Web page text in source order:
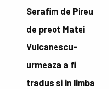
Serafim de Pireu
de preot Matei
Vulcanescu-
urmeaza a fi
tradus si in limba